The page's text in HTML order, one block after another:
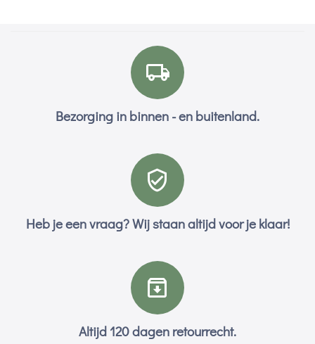
Bezorging in binnen - en buitenland.
Heb je een vraag? Wij staan altijd voor je klaar!
Altijd 120 dagen retourrecht.